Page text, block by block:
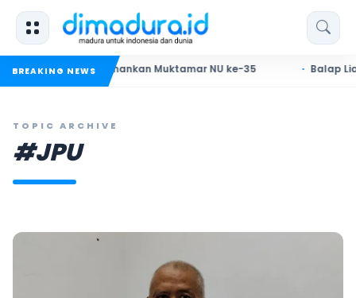
BREAKING NEWS
Siap Amankan Muktamar NU ke-35 Balap Liar di
TOPIC ARCHIVE
#JPU